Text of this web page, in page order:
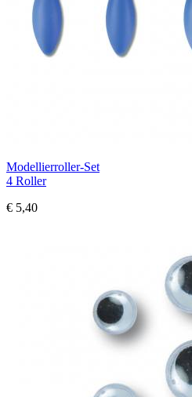
Modellierroller-Set
4 Roller
€ 5,40